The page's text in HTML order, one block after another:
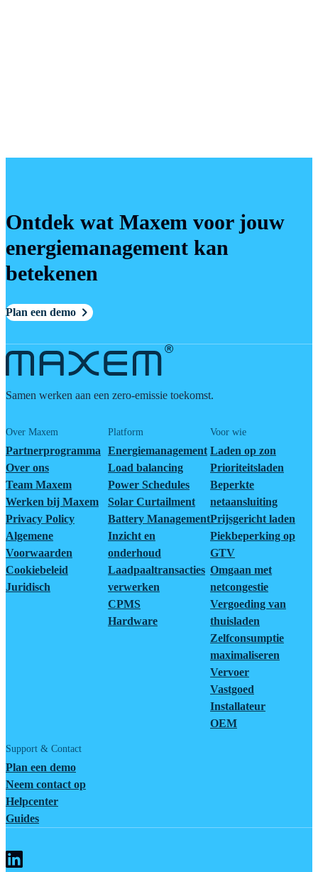
Ontdek wat Maxem voor jouw
energiemanagement kan
betekenen
Plan een demo
Samen werken aan een zero-emissie toekomst.
Over Maxem
Partnerprogramma
Over ons
Team Maxem
Werken bij Maxem
Privacy Policy
Algemene
Voorwaarden
Cookiebeleid
Juridisch
Platform
Energiemanagement
Load balancing
Power Schedules
Solar Curtailment
Battery Management
Inzicht en
onderhoud
Laadpaaltransacties
verwerken
CPMS
Hardware
Voor wie
Laden op zon
Prioriteitsladen
Beperkte
netaansluiting
Prijsgericht laden
Piekbeperking op
GTV
Omgaan met
netcongestie
Vergoeding van
thuisladen
Zelfconsumptie
maximaliseren
Vervoer
Vastgoed
Installateur
OEM
Support & Contact
Plan een demo
Neem contact op
Helpcenter
Guides